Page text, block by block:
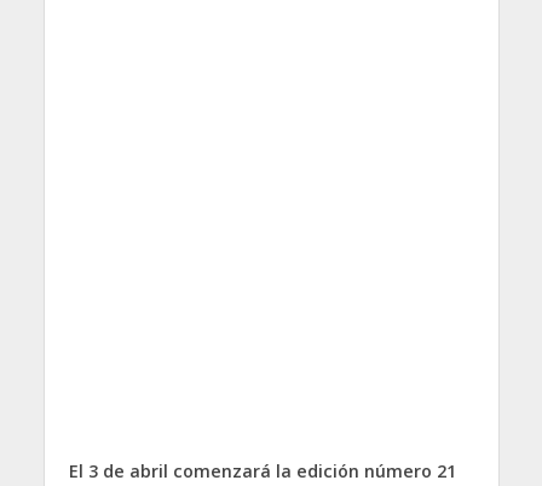
El 3 de abril comenzará la edición número 21